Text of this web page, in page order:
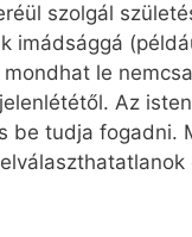
szolgál
imádsággá
le
Az
be tudja fogadni.